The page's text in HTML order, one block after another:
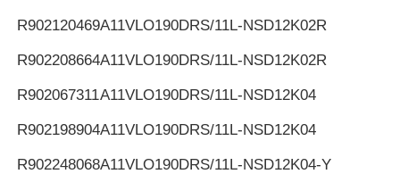
R902120469A11VLO190DRS/11L-NSD12K02R
R902208664A11VLO190DRS/11L-NSD12K02R
R902067311A11VLO190DRS/11L-NSD12K04
R902198904A11VLO190DRS/11L-NSD12K04
R902248068A11VLO190DRS/11L-NSD12K04-Y